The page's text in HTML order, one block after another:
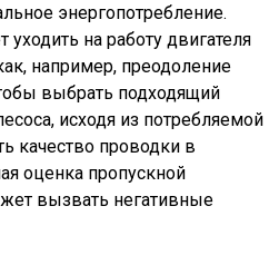
энергопотребление.
уходить на работу двигателя
например, преодоление
выбрать подходящий
исходя из потребляемой
качество проводки в
оценка пропускной
вызвать негативные